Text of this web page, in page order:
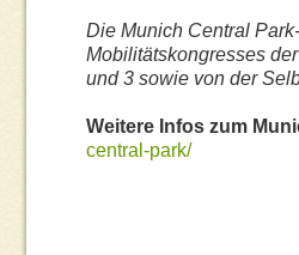
Die Munich Central
Mobilitätskongresses
und 3 sowie von der
Weitere Infos zum
central-park/